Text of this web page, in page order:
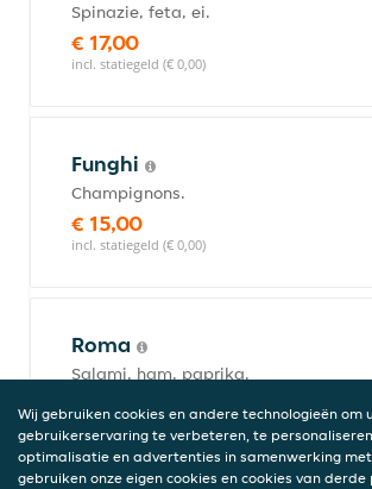
Spinazie, feta, ei.
€ 17,00
incl. statiegeld (€ 0,00)
Funghi
Champignons.
€ 15,00
incl. statiegeld (€ 0,00)
Roma
Salami, ham, paprika.
€ 17,00
Wij gebruiken cookies en andere technologieën om
gebruikerservaring te verbeteren, te
optimalisatie en advertenties in samenwerking
gebruiken onze eigen cookies en cookies van